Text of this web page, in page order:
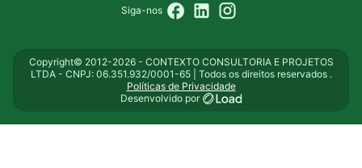
Siga-nos
Copyright© 2012-2026 - CONTEXTO CONSULTORIA E PROJETOS
LTDA - CNPJ: 06.351.932/0001-65 | Todos os direitos reservados .
Políticas de Privacidade
Desenvolvido por